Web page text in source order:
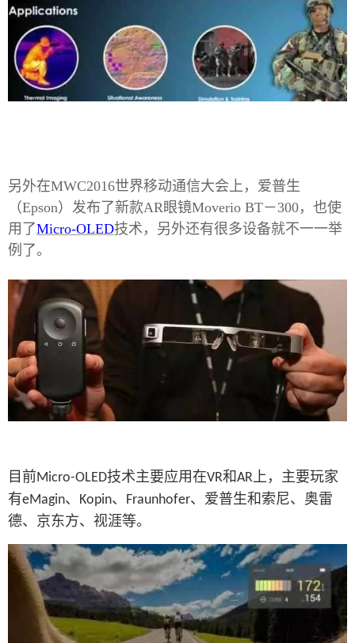
另外在MWC2016世界移动通信大会上，爱普生
（Epson）发布了新款AR眼镜Moverio BT－300，也使
用了Micro-OLED技术，另外还有很多设备就不一一举
例了。
目前Micro-OLED技术主要应用在VR和AR 上，主要玩家
有eMagin、 Kopin、 Fraunhofer、爱普生和索尼、奥雷
德、京东方、视涯等。